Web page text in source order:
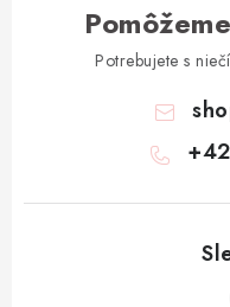
Potrebujete s